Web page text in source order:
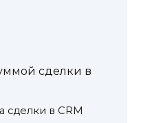
сделки в
сделки в CRM